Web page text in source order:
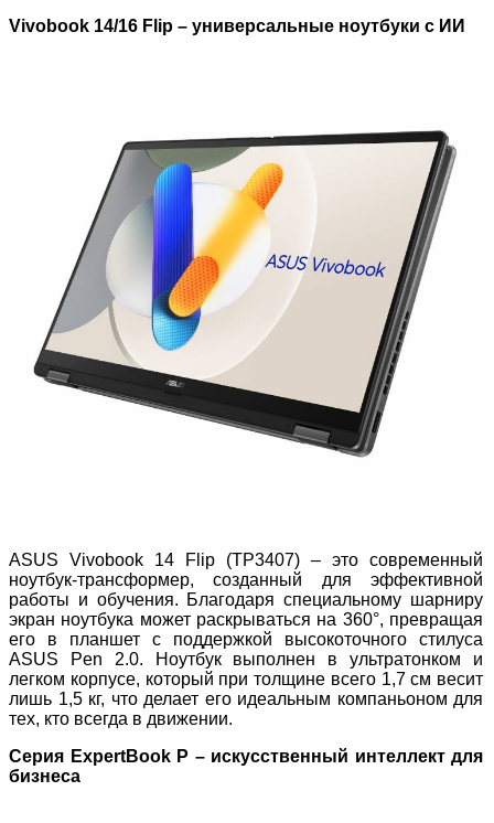
Vivobook 14/16 Flip – универсальные ноутбуки с ИИ
ASUS Vivobook 14 Flip (TP3407) – это современный
ноутбук-трансформер, созданный для эффективной
работы и обучения. Благодаря специальному шарниру
экран ноутбука может раскрываться на 360°, превращая
его в планшет с поддержкой высокоточного стилуса
ASUS Pen 2.0. Ноутбук выполнен в ультратонком и
легком корпусе, который при толщине всего 1,7 см весит
лишь 1,5 кг, что делает его идеальным компаньоном для
тех, кто всегда в движении.
Серия ExpertBook P – искусственный интеллект для
бизнеса